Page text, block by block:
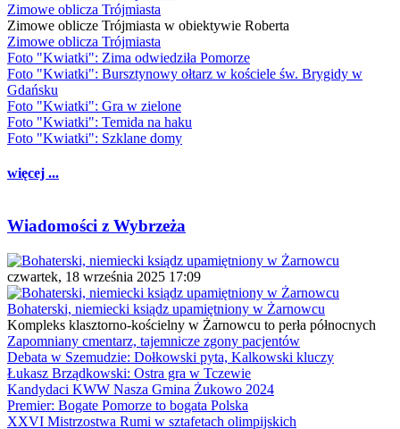
Zimowe oblicza Trójmiasta
Zimowe oblicze Trójmiasta w obiektywie Roberta
Zimowe oblicza Trójmiasta
Foto "Kwiatki": Zima odwiedziła Pomorze
Foto "Kwiatki": Bursztynowy ołtarz w kościele św. Brygidy w
Gdańsku
Foto "Kwiatki": Gra w zielone
Foto "Kwiatki": Temida na haku
Foto "Kwiatki": Szklane domy
więcej ...
Wiadomości z Wybrzeża
czwartek, 18 września 2025 17:09
Bohaterski, niemiecki ksiądz upamiętniony w Żarnowcu
Kompleks klasztorno-kościelny w Żarnowcu to perła północnych
Zapomniany cmentarz, tajemnicze zgony pacjentów
Debata w Szemudzie: Dołkowski pyta, Kalkowski kluczy
Łukasz Brządkowski: Ostra gra w Tczewie
Kandydaci KWW Nasza Gmina Żukowo 2024
Premier: Bogate Pomorze to bogata Polska
XXVI Mistrzostwa Rumi w sztafetach olimpijskich